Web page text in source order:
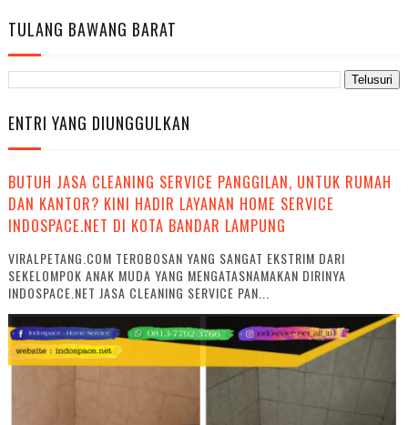
TULANG BAWANG BARAT
ENTRI YANG DIUNGGULKAN
BUTUH JASA CLEANING SERVICE PANGGILAN, UNTUK RUMAH
DAN KANTOR? KINI HADIR LAYANAN HOME SERVICE
INDOSPACE.NET DI KOTA BANDAR LAMPUNG
VIRALPETANG.COM TEROBOSAN YANG SANGAT EKSTRIM DARI
SEKELOMPOK ANAK MUDA YANG MENGATASNAMAKAN DIRINYA
INDOSPACE.NET JASA CLEANING SERVICE PAN...